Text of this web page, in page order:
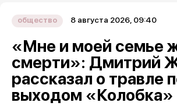
общество 8 августа 2026, 09:40
«Мне и моей семье
смерти»: Дмитрий
рассказал о травле
выходом «Колобка»